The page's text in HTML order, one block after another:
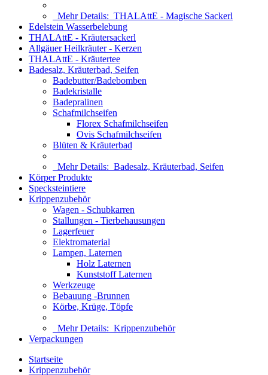
Mehr Details: THALAttE - Magische Sackerl
Edelstein Wasserbelebung
THALAttE - Kräutersackerl
Allgäuer Heilkräuter - Kerzen
THALAttE - Kräutertee
Badesalz, Kräuterbad, Seifen
Badebutter/Badebomben
Badekristalle
Badepralinen
Schafmilchseifen
Florex Schafmilchseifen
Ovis Schafmilchseifen
Blüten & Kräuterbad
Mehr Details: Badesalz, Kräuterbad, Seifen
Körper Produkte
Specksteintiere
Krippenzubehör
Wagen - Schubkarren
Stallungen - Tierbehausungen
Lagerfeuer
Elektromaterial
Lampen, Laternen
Holz Laternen
Kunststoff Laternen
Werkzeuge
Bebauung -Brunnen
Körbe, Krüge, Töpfe
Mehr Details: Krippenzubehör
Verpackungen
Startseite
Krippenzubehör